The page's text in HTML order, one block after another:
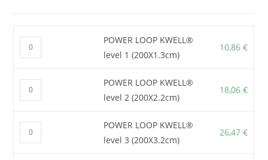
POWER
LOOP
level
1
quantity
POWER LOOP KWELL®
level 1 (200X1.3cm)
10,86€
POWER
LOOP
level
2
POWER LOOP KWELL®
level 2 (200X2.2cm)
18,06€
POWER
LOOP
POWER LOOP KWELL®
level 3 (200X3.2cm)
26,47€